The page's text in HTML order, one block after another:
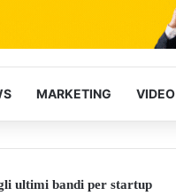
MARKETING VIDEO
ultimi bandi per startup